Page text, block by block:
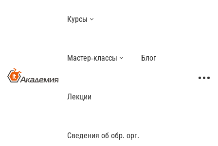
Курсы
Мастер-классы Блог
Лекции
Сведения об обр. орг.